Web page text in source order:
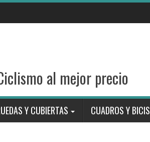
al mejor precio
Y CUBIERTAS CUADROS Y BICIS